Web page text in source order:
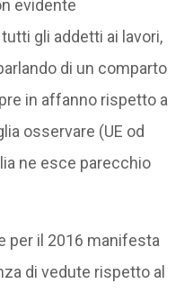
evidente
gli addetti ai lavori,
di un comparto
in affanno rispetto a
osservare (UE od
ne esce parecchio
per il 2016 manifesta
di vedute rispetto al